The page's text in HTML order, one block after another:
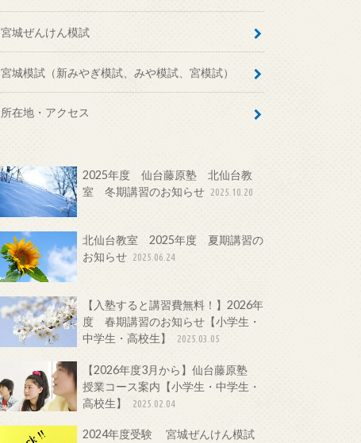
宮城ぜんけん模試
宮城模試（新みやぎ模試、みや模試、宮模試）
所在地・アクセス
2025年度 仙台藤原塾 北仙台教
室 冬期講習のお知らせ 2025.10.20
北仙台教室 2025年度 夏期講習の
お知らせ 2025.06.24
【入塾すると講習費無料！】2026年
度 春期講習のお知らせ【小学生・
中学生・高校生】
2025.03.05
【2026年度3月から】仙台藤原塾
授業コース案内【小学生・中学生・
高校生】
2025.02.04
2024年度受験 宮城ぜんけん模試